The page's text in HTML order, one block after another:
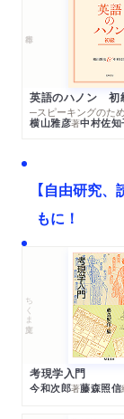
英語のハノン 初
横山雅彦著中村佐知
【自由研究
もに！
ちくま文庫
考現学入門
今和次郎著藤森照信